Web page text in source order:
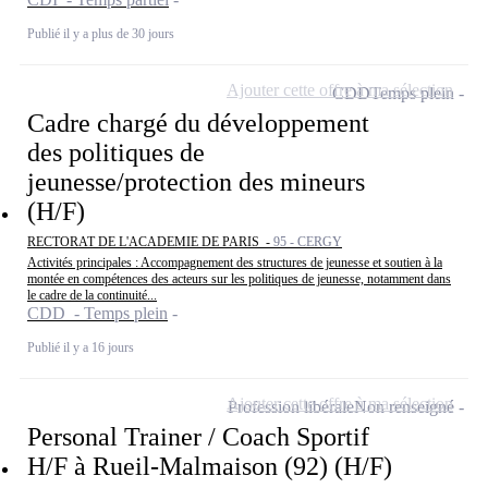
Publié il y a plus de 30 jours
Cadre chargé du développement
des politiques de
jeunesse/protection des mineurs
(H/F)
RECTORAT DE L'ACADEMIE DE PARIS - 95 - CERGY
Activités principales : Accompagnement des structures de jeunesse et soutien à la
montée en compétences des acteurs sur les politiques de jeunesse, notamment dans
le cadre de la continuité...
CDD - Temps plein
Publié il y a 16 jours
CDDTemps plein
Ajouter cette offre à ma sélection
Personal Trainer / Coach Sportif
H/F à Rueil-Malmaison (92) (H/F)
Profession libéraleNon renseigné
Ajouter cette offre à ma sélection